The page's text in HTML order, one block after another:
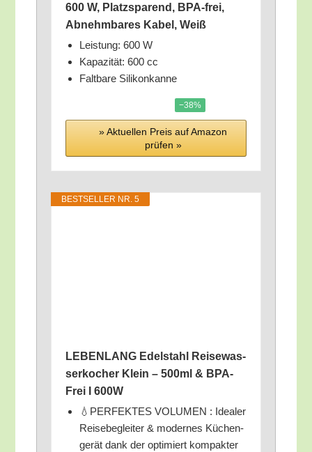
600 W, Platz­spa­rend, BPA-frei,
Abnehm­ba­res Kabel, Weiß
Leis­tung: 600 W
Kapa­zi­tät: 600 cc
Falt­ba­re Silikonkanne
−38%
» Aktu­el­len Preis auf Ama­zon
prü­fen »
BEST­SEL­LER NR. 5
LEBENLANG Edel­stahl Rei­se­was­
ser­ko­cher Klein – 500ml & BPA-
Frei I 600W
💧PERFEKTES VOLUMEN : Idea­ler
Rei­se­be­glei­ter & moder­nes Küchen­
ge­rät dank der opti­miert kom­pak­ter